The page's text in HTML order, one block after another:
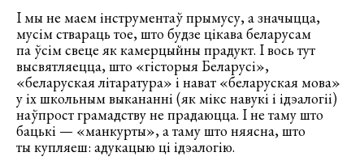
І мы не маем інструментаў прымусу, а значыцца,
мусім ствараць тое, што будзе цікава беларусам
па ўсім свеце як камерцыйны прадукт. І вось тут
высвятляецца, што «гісторыя Беларусі»,
«беларуская літаратура» і нават «беларуская мова»
у іх школьным выкананні (як мікс навукі і ідэалогіі)
наўпрост грамадству не прадаюцца. І не таму што
бацькі — «манкурты», а таму што няясна, што
ты купляеш: адукацыю ці ідэалогію.